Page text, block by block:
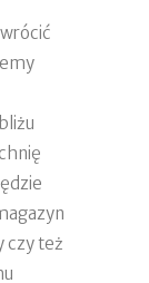
czy też